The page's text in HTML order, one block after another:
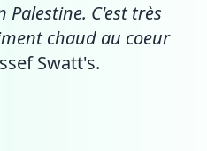
Palestine. C'est très
chaud au coeur
Swatt's.